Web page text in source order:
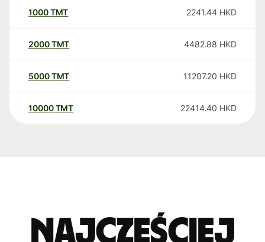
1000TMT 2241.44 HKD
2000TMT 4482.88 HKD
5000TMT 11207.20 HKD
10000 TMT 22414.40 HKD
Najczęściej